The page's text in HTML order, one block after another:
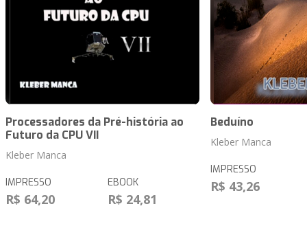
Processadores da Pré-história ao
Futuro da CPU VII
Kleber Manca
IMPRESSO
R$ 64,20
EBOOK
R$ 24,81
Beduíno
Kleber Manca
IMPRESSO
R$ 43,26